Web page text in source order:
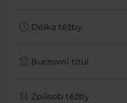
schedule Délka těžby
account_balance Burzovní titul
candlestick_chart Způsob těžby